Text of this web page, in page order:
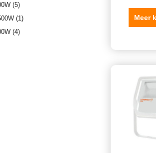
(5)
(1)
(4)
Meer